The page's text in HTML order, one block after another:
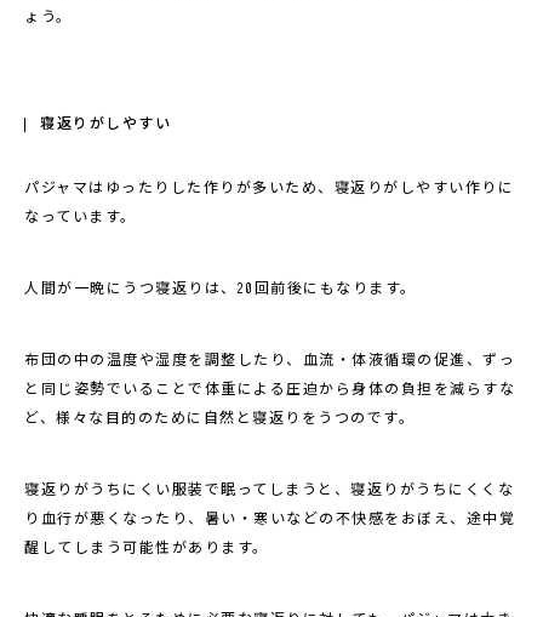
ょう。
寝返りがしやすい
パジャマはゆったりした作りが多いため、寝返りがしやすい作りに
なっています。
人間が一晩にうつ寝返りは、20回前後にもなります。
布団の中の温度や湿度を調整したり、血流・体液循環の促進、ずっ
と同じ姿勢でいることで体重による圧迫から身体の負担を減らすな
ど、様々な目的のために自然と寝返りをうつのです。
寝返りがうちにくい服装で眠ってしまうと、寝返りがうちにくくな
り血行が悪くなったり、暑い・寒いなどの不快感をおぼえ、途中覚
醒してしまう可能性があります。